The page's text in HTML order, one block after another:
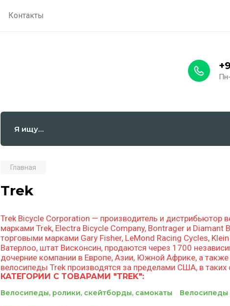
Контакты
Главная
Trek
Trek Bicycle Corporation — производитель и дистрибьютор
марками Trek, Electra Bicycle Company, Bontrager и
торговыми марками Gary Fisher, LeMond Racing Cycles,
Ватерлоо, штат Висконсин, продаются через 1700
дочерние компании в Европе, Азии, Южной Африке, а
велосипеды Trek производятся за пределами США, в таких
КАТЕГОРИИ С ТОВАРАМИ "TREK":
Велосипеды, ролики, скейтборды, самокаты Велосипеды